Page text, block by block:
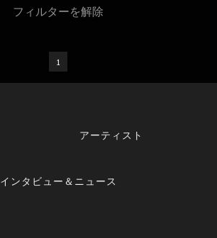
フィルターを解除
1
アーティスト
インタビュー＆ニュース